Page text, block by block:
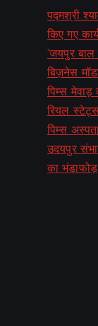
पद्मश्री
किए गए
‘जयपुर बाल
बिज़नेस
पिम्स
रियल
पिम्स
उदयपुर
का भंडाफोड़